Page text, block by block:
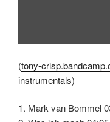
(tony-
instrumentals)
1. Mark van Bommel